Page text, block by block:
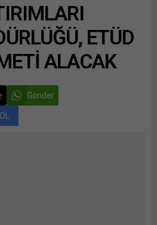
ETÜD
ALACAK
Gönder